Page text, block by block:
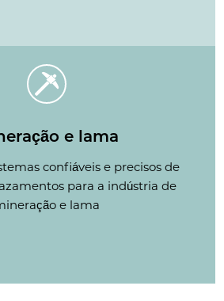
e lama
confiáveis e precisos de
para a indústria de
e lama